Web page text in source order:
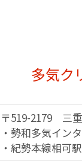
多気ク
〒519-2179 三
・勢和多気イン
・紀勢本線相可